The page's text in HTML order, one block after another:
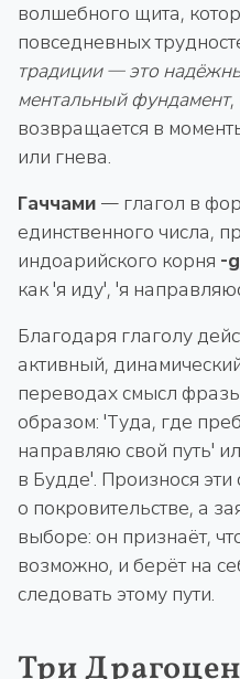
волшебного щита,
повседневных
традиции — это
ментальный фундамент,
возвращается в
или гнева.
Гаччами — глагол в
единственного числа,
индоарийского корня -
как 'я иду', 'я
Благодаря глаголу
активный,
переводах смысл
образом: 'Туда, где
направляю свой путь'
в Будде'. Произнося эти
о покровительстве, а
выборе: он признаёт,
возможно, и берёт на
следовать этому пути.
Три